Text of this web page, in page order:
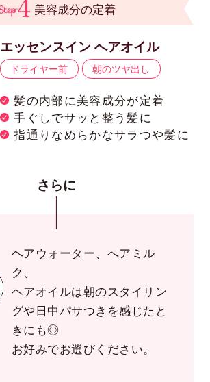
美容成分の定着
エッセンスイン へアオイル
ドライヤー前 朝のツヤ出し
髪の内部に美容成分が定着
手ぐしでサッと整う髪に
指通りなめらかなサラつや髪に
さらに
ヘアウォーター、へアミル
ク、
ヘアオイルは朝のスタイリン
グや日中パサつきを感じたと
きにも◎
お好みでお選びください。